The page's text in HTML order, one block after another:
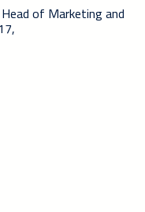
of Marketing and